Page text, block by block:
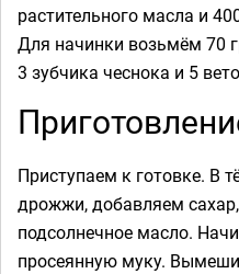
растительного масла и
Для начинки возьмём 70
3 зубчика чеснока и 5
Приступаем к готовке. В
дрожжи, добавляем
подсолнечное масло.
просеянную муку.